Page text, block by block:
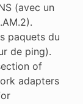
(avec un
paquets du
de ping).
of
adapters